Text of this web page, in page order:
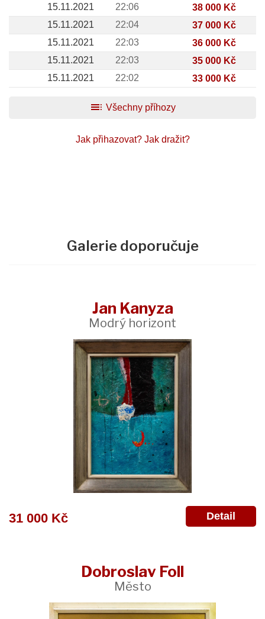
15.11.2021
22:06
38 000 Kč
15.11.2021
22:04
37 000 Kč
15.11.2021
22:03
36 000 Kč
15.11.2021
22:03
35 000 Kč
15.11.2021
22:02 33 000 Kč
toc Všechny příhozy
Jak přihazovat? Jak dražit?
Galerie doporučuje
Jan Kanyza
Modrý horizont
31 000 Kč Detail
Dobroslav Foll
Město